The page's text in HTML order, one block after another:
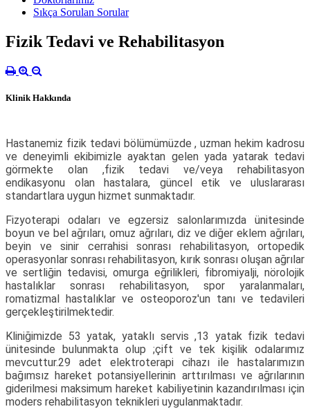
Sıkça Sorulan Sorular
Fizik Tedavi ve Rehabilitasyon
Klinik Hakkında
Hastanemiz fizik tedavi bölümümüzde , uzman hekim kadrosu
ve deneyimli ekibimizle ayaktan gelen yada yatarak tedavi
görmekte olan ,fizik tedavi ve/veya rehabilitasyon
endikasyonu olan hastalara, güncel etik ve uluslararası
standartlara uygun hizmet sunmaktadır.
Fizyoterapi odaları ve egzersiz salonlarımızda ünitesinde
boyun ve bel ağrıları, omuz ağrıları, diz ve diğer eklem ağrıları,
beyin ve sinir cerrahisi sonrası rehabilitasyon, ortopedik
operasyonlar sonrası rehabilitasyon, kırık sonrası oluşan ağrılar
ve sertliğin tedavisi, omurga eğrilikleri, fibromiyalji, nörolojik
hastalıklar sonrası rehabilitasyon, spor yaralanmaları,
romatizmal hastalıklar ve osteoporoz'un tanı ve tedavileri
gerçekleştirilmektedir.
Kliniğimizde 53 yatak, yataklı servis ,13 yatak fizik tedavi
ünitesinde bulunmakta olup ;çift ve tek kişilik odalarımız
mevcuttur.29 adet elektroterapi cihazı ile hastalarımızın
bağımsız hareket potansiyellerinin arttırılması ve ağrılarının
giderilmesi maksimum hareket kabiliyetinin kazandırılması için
moders rehabilitasyon teknikleri uygulanmaktadır.